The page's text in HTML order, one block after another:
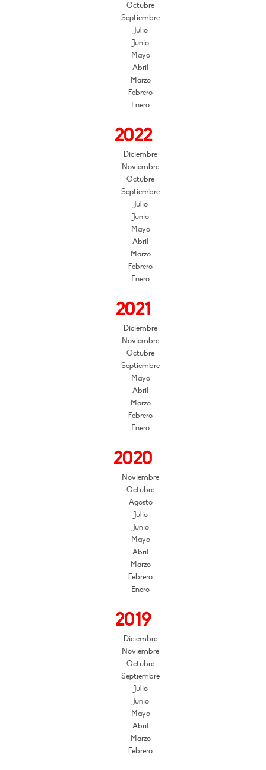
Octubre
Septiembre
Julio
Junio
Mayo
Abril
Marzo
Febrero
Enero
2022
Diciembre
Noviembre
Octubre
Septiembre
Julio
Junio
Mayo
Abril
Marzo
Febrero
Enero
2021
Diciembre
Noviembre
Octubre
Septiembre
Mayo
Abril
Marzo
Febrero
Enero
2020
Noviembre
Octubre
Agosto
Julio
Junio
Mayo
Abril
Marzo
Febrero
Enero
2019
Diciembre
Noviembre
Octubre
Septiembre
Julio
Junio
Mayo
Abril
Marzo
Febrero